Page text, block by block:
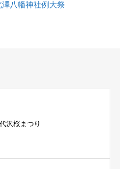
八幡神社例大祭
沢桜まつり